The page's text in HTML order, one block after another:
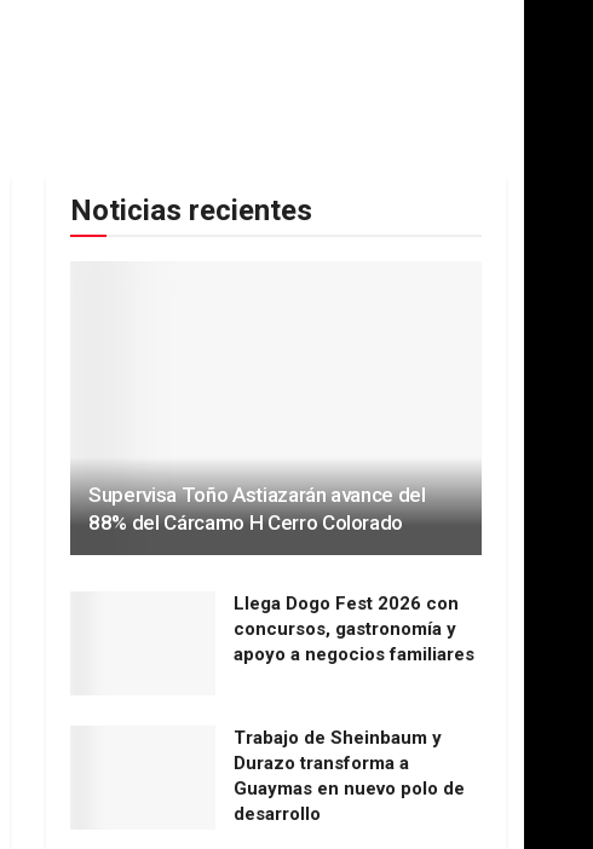
Noticias recientes
Supervisa Toño Astiazarán avance del
88% del Cárcamo H Cerro Colorado
Llega Dogo Fest 2026 con
concursos, gastronomía y
apoyo a negocios familiares
Trabajo de Sheinbaum y
Durazo transforma a
Guaymas en nuevo polo de
desarrollo